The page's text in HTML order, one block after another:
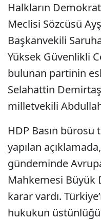
Halkların
Meclisi Sözcüsü
Başkanvekili
Yüksek Güvenlikli
bulunan partinin
Selahattin
milletvekili
HDP Basın bürosu
yapılan
gündeminde
Mahkemesi Büyük
karar vardı.
hukukun üstünlüğü